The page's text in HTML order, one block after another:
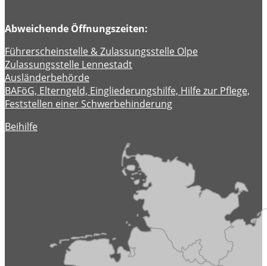
Abweichende Öffnungszeiten:
Führerscheinstelle & Zulassungsstelle Olpe
Zulassungsstelle Lennestadt
Ausländerbehörde
BAFöG, Elterngeld, Eingliederungshilfe, Hilfe zur Pflege,
Feststellen einer Schwerbehinderung
Beihilfe